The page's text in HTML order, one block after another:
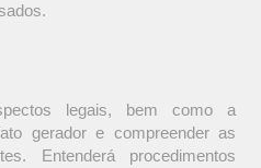
legais, bem como a
gerador e compreender as
Entenderá procedimentos